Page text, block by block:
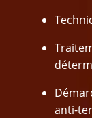
anti-